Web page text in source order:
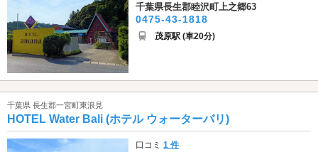
千葉県長生郡睦沢町上之郷63
0475-43-1818
茂原駅 (車20分)
千葉県 長生郡一宮町東浪見
HOTEL Water Bali (ホテル ウォーターバリ)
口コミ1 件